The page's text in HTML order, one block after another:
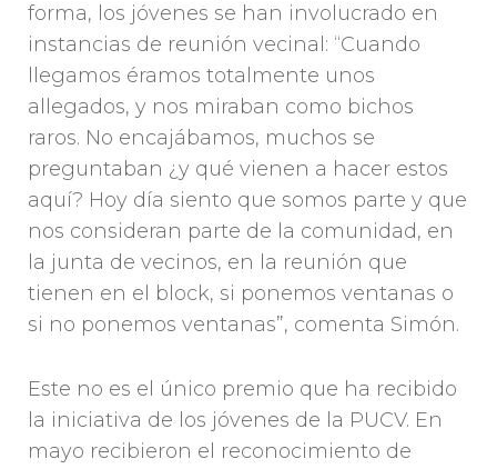
forma, los jóvenes se han involucrado en
instancias de reunión vecinal: “Cuando
llegamos éramos totalmente unos
allegados, y nos miraban como bichos
raros. No encajábamos, muchos se
preguntaban ¿y qué vienen a hacer estos
aquí? Hoy día siento que somos parte y que
nos consideran parte de la comunidad, en
la junta de vecinos, en la reunión que
tienen en el block, si ponemos ventanas o
si no ponemos ventanas”, comenta Simón.
Este no es el único premio que ha recibido
la iniciativa de los jóvenes de la PUCV. En
mayo recibieron el reconocimiento de